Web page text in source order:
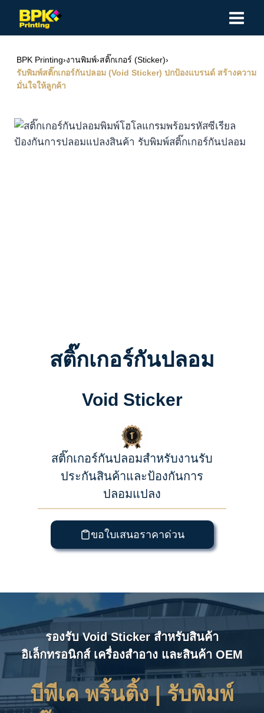
BPK Printing›งานพิมพ์›สติ๊กเกอร์ (Sticker)›
รับพิมพ์สติ๊กเกอร์กันปลอม (Void Sticker) ปกป้องแบรนด์ สร้างความ
มั่นใจให้ลูกค้า
สติ๊กเกอร์กันปลอม
Void Sticker
สติ๊กเกอร์กันปลอมสำหรับงานรับ
ประกันสินค้าและป้องกันการ
ปลอมแปลง
ขอใบเสนอราคาด่วน
รองรับ Void Sticker สำหรับสินค้า
อิเล็กทรอนิกส์ เครื่องสำอาง และสินค้า OEM
บีพีเค พริ้นติ้ง | รับพิมพ์